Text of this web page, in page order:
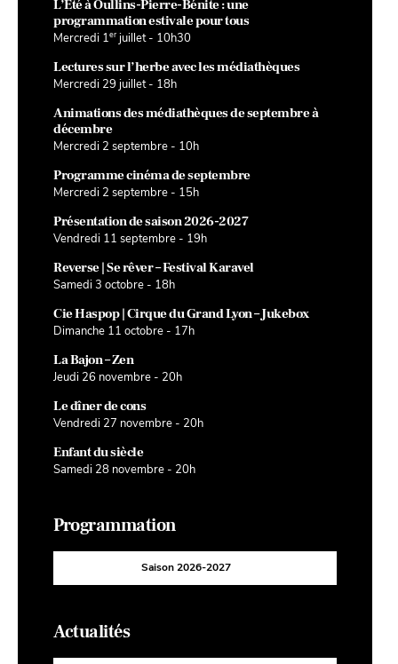
L’Été à Oullins-Pierre-Bénite : une
programmation estivale pour tous
Mercredi 1er juillet - 10h30
Lectures sur l’herbe avec les médiathèques
Mercredi 29 juillet - 18h
Animations des médiathèques de septembre à
décembre
Mercredi 2 septembre - 10h
Programme cinéma de septembre
Mercredi 2 septembre - 15h
Présentation de saison 2026-2027
Vendredi 11 septembre - 19h
Reverse | Se rêver – Festival Karavel
Samedi 3 octobre - 18h
Cie Haspop | Cirque du Grand Lyon – Jukebox
Dimanche 11 octobre - 17h
La Bajon – Zen
Jeudi 26 novembre - 20h
Le dîner de cons
Vendredi 27 novembre - 20h
Enfant du siècle
Samedi 28 novembre - 20h
Programmation
Saison 2026-2027
Actualités